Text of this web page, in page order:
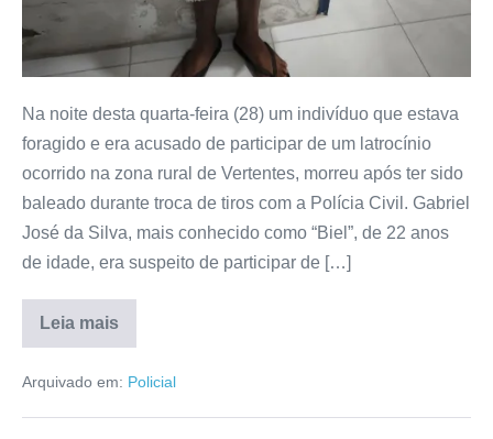
Na noite desta quarta-feira (28) um indivíduo que estava
foragido e era acusado de participar de um latrocínio
ocorrido na zona rural de Vertentes, morreu após ter sido
baleado durante troca de tiros com a Polícia Civil. Gabriel
José da Silva, mais conhecido como “Biel”, de 22 anos
de idade, era suspeito de participar de […]
Leia mais
Arquivado em: Policial